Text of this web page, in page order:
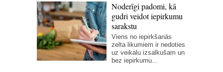
Noderīgi padomi, kā
gudri veidot iepirkumu
sarakstu
Viens no iepirkšanās
zelta likumiem ir nedoties
uz veikalu izsalkušam un
bez iepirkumu...